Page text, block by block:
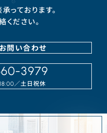
っております。
ください。
問い合わせ
3979
／⼟⽇祝休